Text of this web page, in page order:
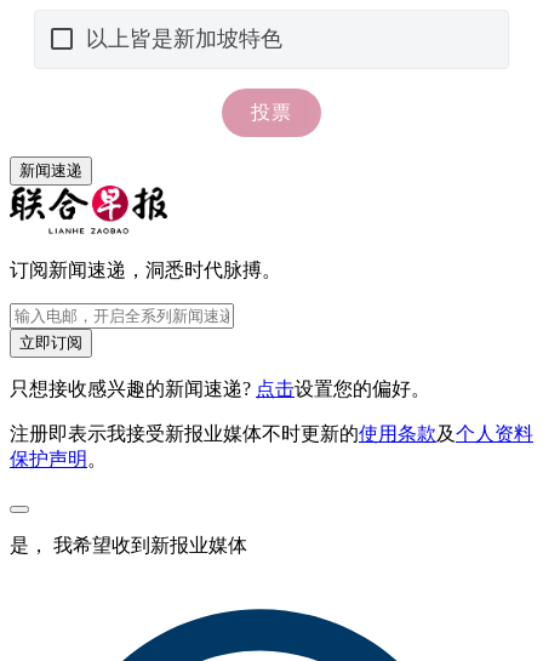
新闻速递
订阅新闻速递，洞悉时代脉搏。
立即订阅
只想接收感兴趣的新闻速递? 点击设置您的偏好。
注册即表示我接受新报业媒体不时更新的使用条款及个人资料
保护声明 。
是， 我希望收到新报业媒体